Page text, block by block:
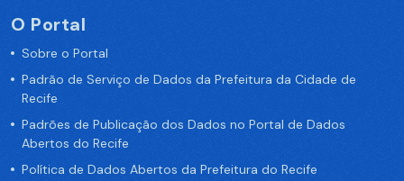
O Portal
Sobre o Portal
Padrão de Serviço de Dados da Prefeitura da Cidade de
Recife
Padrões de Publicação dos Dados no Portal de Dados
Abertos do Recife
Política de Dados Abertos da Prefeitura do Recife